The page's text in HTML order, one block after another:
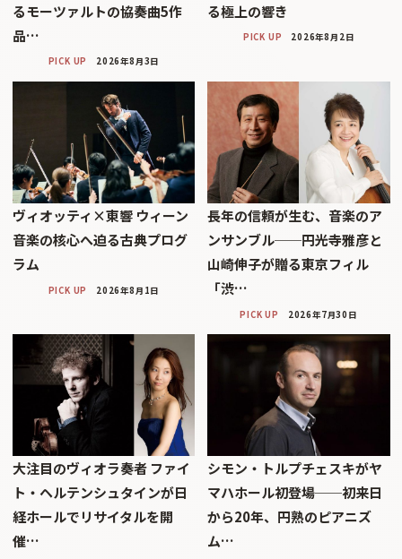
るモーツァルトの協奏曲5作
品…
PICK UP 2026年8月3日
る極上の響き
PICK UP 2026年8月2日
ヴィオッティ×東響 ウィーン
音楽の核心へ迫る古典プログ
ラム
PICK UP 2026年8月1日
長年の信頼が生む、音楽のア
ンサンブル──円光寺雅彦と
山崎伸子が贈る東京フィル
「渋…
PICK UP 2026年7月30日
大注目のヴィオラ奏者 ファイ
ト・ヘルテンシュタインが日
経ホールでリサイタルを開
催…
シモン・トルプチェスキがヤ
マハホール初登場──初来日
から20年、円熟のピアニズ
ム…